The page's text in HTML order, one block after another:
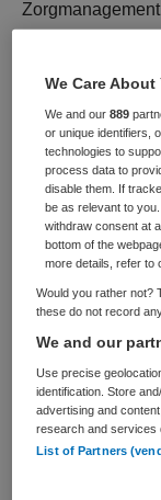
Zorgmanagement
GGZ
PLAATSINGSDATUM
17 april 2026
ERVARING
Ervaren
Vacature
Deze vacature
meer actueel.
vacatures die
We Care
We and our889
or unique identifiers,
technologies to
process data to
disable them. If
be as relevant to
withdraw consent at
bottom of the
more details, refer to
Would you rather not?
these do not record
We and our
Use precise
identification. Store
advertising and
research and services
List of Partners